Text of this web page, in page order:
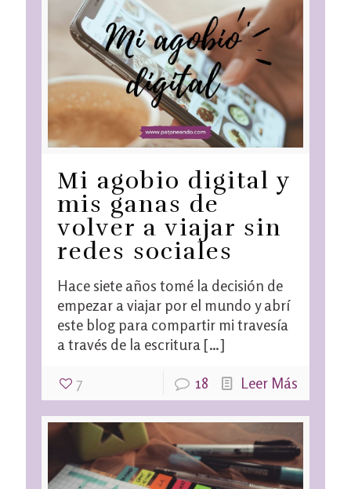
Mi agobio digital y
mis ganas de
volver a viajar sin
redes sociales
Hace siete años tomé la decisión de
empezar a viajar por el mundo y abrí
este blog para compartir mi travesía
a través de la escritura […]
7 18 Leer Más